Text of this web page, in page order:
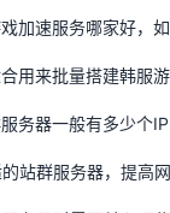
用来批量搭建韩服
务器一般有多少个